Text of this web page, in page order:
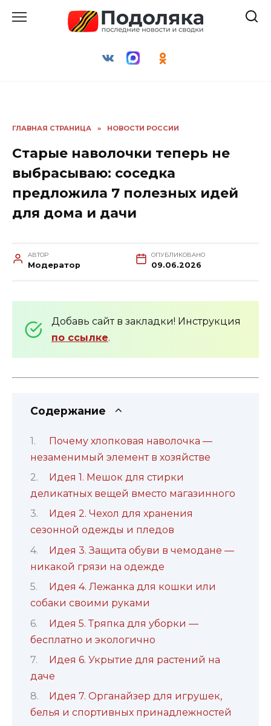
ГЛАВНАЯ СТРАНИЦА » НОВОСТИ РОССИИ
Старые наволочки теперь не
выбрасываю: соседка
предложила 7 полезных идей
для дома и дачи
АВТОР
Модератор
ОПУБЛИКОВАНО
09.06.2026
Добавь сайт в закладки! Инструкция
по ссылке.
Содержание
Почему хлопковая наволочка —
незаменимый элемент в хозяйстве
Идея 1. Мешок для стирки
деликатных вещей вместо магазинного
Идея 2. Чехол для хранения
сезонной одежды и пледов
Идея 3. Защита обуви в чемодане —
никакой грязи на одежде
Идея 4. Лежанка для кошки или
собаки своими руками
Идея 5. Тряпка для уборки —
бесплатно и экологично
Идея 6. Укрытие для растений на
даче
Идея 7. Органайзер для игрушек,
белья и спортивных принадлежностей